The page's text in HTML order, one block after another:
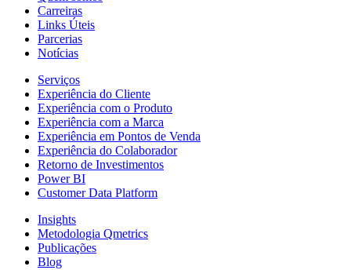
Carreiras
Links Úteis
Parcerias
Notícias
Serviços
Experiência do Cliente
Experiência com o Produto
Experiência com a Marca
Experiência em Pontos de Venda
Experiência do Colaborador
Retorno de Investimentos
Power BI
Customer Data Platform
Insights
Metodologia Qmetrics
Publicações
Blog